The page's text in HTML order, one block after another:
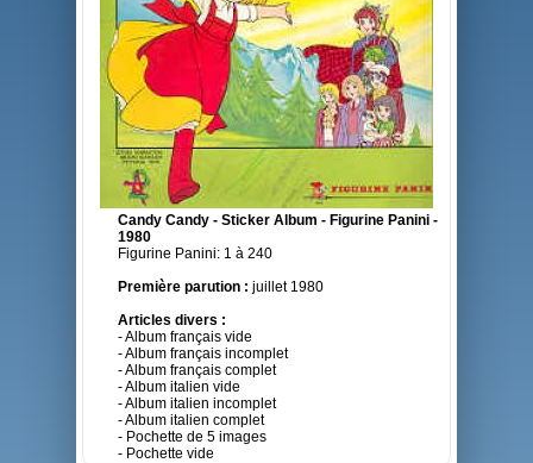
Candy Candy - Sticker Album - Figurine Panini -
1980
Figurine Panini: 1 à 240
Première parution : juillet 1980
Articles divers :
- Album français vide
- Album français incomplet
- Album français complet
- Album italien vide
- Album italien incomplet
- Album italien complet
- Pochette de 5 images
- Pochette vide